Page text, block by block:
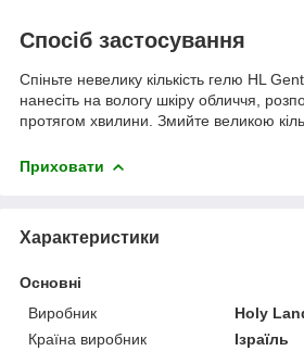
Спосіб застосування
Спіньте невелику кількість гелю HL
нанесіть на вологу шкіру обличчя,
протягом хвилини. Змийте великою
Приховати
Характеристики
Основні
Виробник
Holy
Країна виробник
Ізраїль